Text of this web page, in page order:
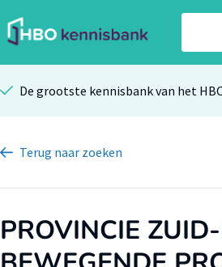
De grootste kennisbank van het
Terug naar zoeken
PROVINCIE